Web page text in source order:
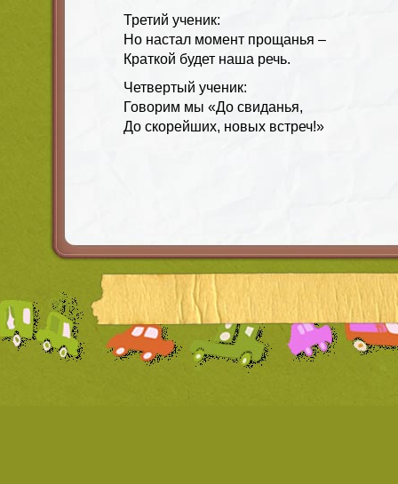
Третий ученик:
Но настал момент прощанья –
Краткой будет наша речь.
Четвертый ученик:
Говорим мы «До свиданья,
До скорейших, новых встреч!»